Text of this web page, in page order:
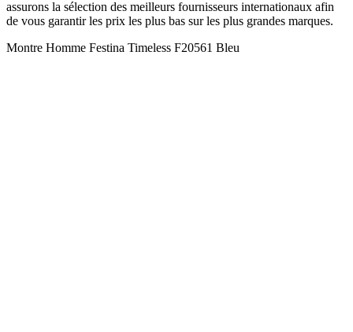
assurons la sélection des meilleurs fournisseurs internationaux afin
de vous garantir les prix les plus bas sur les plus grandes marques.
Montre Homme Festina Timeless F20561 Bleu